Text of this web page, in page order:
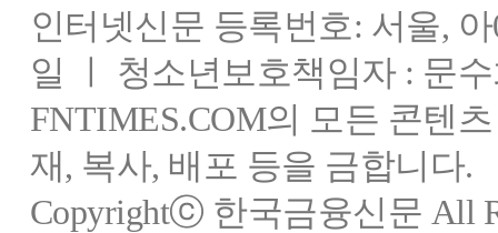
인터넷신문 등록번호: 서울,
일 ㅣ 청소년보호책임자 : 문
FNTIMES.COM의 모든 콘텐
재, 복사, 배포 등을 금합니다.
Copyrightⓒ 한국금융신문 All